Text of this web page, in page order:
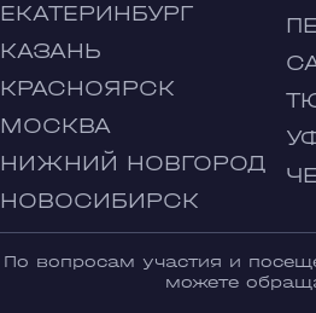
ЕКАТЕРИНБУРГ
КАЗАНЬ
КРАСНОЯРСК
МОСКВА
НИЖНИЙ НОВГОРОД
НОВОСИБИРСК
По вопросам участия и
можете